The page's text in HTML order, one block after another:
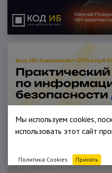
Мы используем cookies,
использовать этот сайт
Политика Cookies Принять